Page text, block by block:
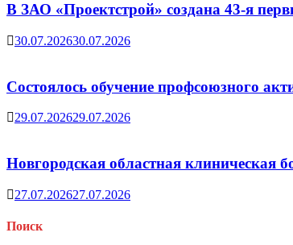
В ЗАО «Проектстрой» создана 43-я
30.07.202630.07.2026
Состоялось обучение профсоюзного
29.07.202629.07.2026
Новгородская областная клиническая
27.07.202627.07.2026
Поиск